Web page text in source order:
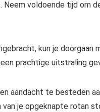
Neem voldoende tijd om
kun je doorgaan
prachtige uitstraling
aandacht te besteden
je opgeknapte rotan